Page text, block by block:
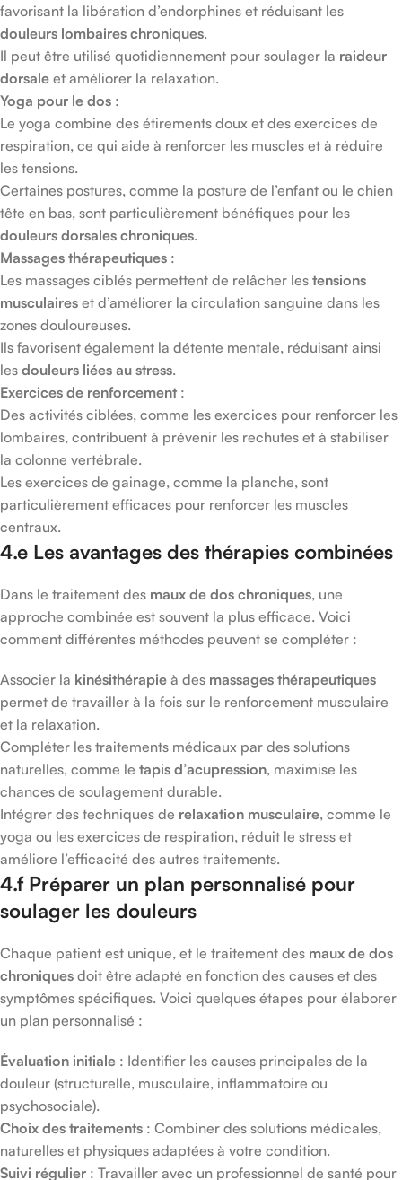
favorisant la libération d’endorphines et réduisant les
douleurs lombaires chroniques.
Il peut être utilisé quotidiennement pour soulager la raideur
dorsale et améliorer la relaxation.
Yoga pour le dos :
Le yoga combine des étirements doux et des exercices de
respiration, ce qui aide à renforcer les muscles et à réduire
les tensions.
Certaines postures, comme la posture de l’enfant ou le chien
tête en bas, sont particulièrement bénéfiques pour les
douleurs dorsales chroniques.
Massages thérapeutiques :
Les massages ciblés permettent de relâcher les tensions
musculaires et d’améliorer la circulation sanguine dans les
zones douloureuses.
Ils favorisent également la détente mentale, réduisant ainsi
les douleurs liées au stress.
Exercices de renforcement:
Des activités ciblées, comme les exercices pour renforcer les
lombaires, contribuent à prévenir les rechutes et à stabiliser
la colonne vertébrale.
Les exercices de gainage, comme la planche, sont
particulièrement efficaces pour renforcer les muscles
centraux.
4.e Les avantages des thérapies combinées
Dans le traitement des maux de dos chroniques, une
approche combinée est souvent la plus efficace. Voici
comment différentes méthodes peuvent se compléter :
Associer la kinésithérapie à des massages thérapeutiques
permet de travailler à la fois sur le renforcement musculaire
et la relaxation.
Compléter les traitements médicaux par des solutions
naturelles, comme le tapis d’acupression, maximise les
chances de soulagement durable.
Intégrer des techniques de relaxation musculaire, comme le
yoga ou les exercices de respiration, réduit le stress et
améliore l’efficacité des autres traitements.
4.f Préparer un plan personnalisé pour
soulager les douleurs
Chaque patient est unique, et le traitement des maux de dos
chroniques doit être adapté en fonction des causes et des
symptômes spécifiques. Voici quelques étapes pour élaborer
un plan personnalisé :
Évaluation initiale : Identifier les causes principales de la
douleur (structurelle, musculaire, inflammatoire ou
psychosociale).
Choix des traitements : Combiner des solutions médicales,
naturelles et physiques adaptées à votre condition.
Suivi régulier : Travailler avec un professionnel de santé pour